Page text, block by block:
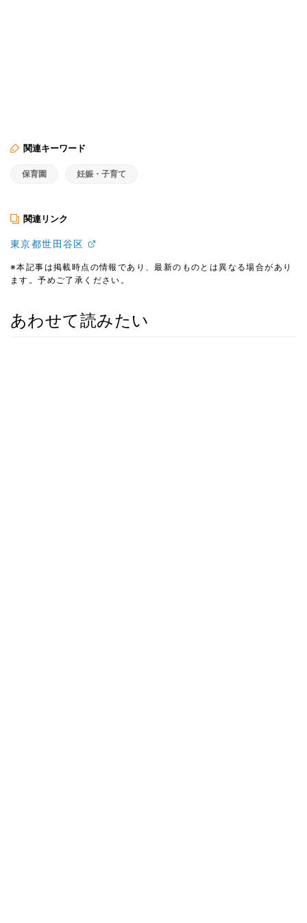
関連キーワード
保育園 妊娠・子育て
関連リンク
東京都世田谷区
※本記事は掲載時点の情報であり、最新のものとは異なる場合があり
ます。予めご了承ください。
あわせて読みたい